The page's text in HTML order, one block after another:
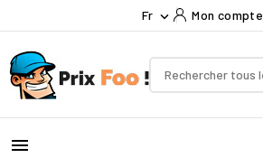
Fr  Mon compte
